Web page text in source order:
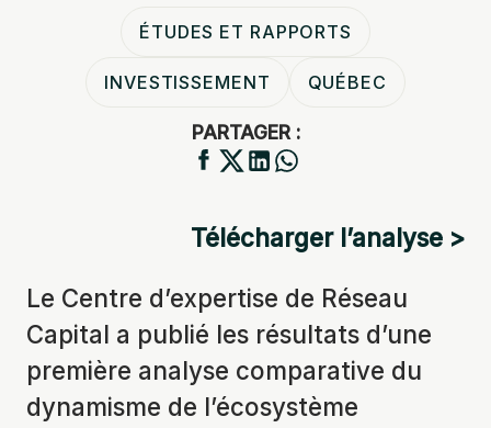
ÉTUDES ET RAPPORTS
INVESTISSEMENT QUÉBEC
PARTAGER :
Télécharger l’analyse >
Le Centre d’expertise de Réseau
Capital a publié les résultats d’une
première analyse comparative du
dynamisme de l’écosystème